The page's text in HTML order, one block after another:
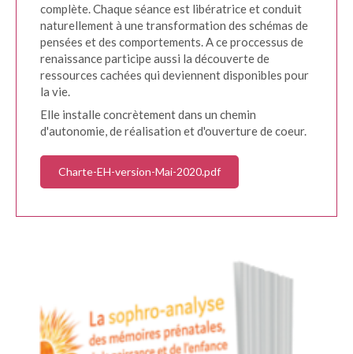
complète. Chaque séance est libératrice et conduit
naturellement à une transformation des schémas de
pensées et des comportements. A ce proccessus de
renaissance participe aussi la découverte de
ressources cachées qui deviennent disponibles pour
la vie.
Elle installe concrètement dans un chemin
d'autonomie, de réalisation et d'ouverture de coeur.
Charte-EH-version-Mai-2020.pdf